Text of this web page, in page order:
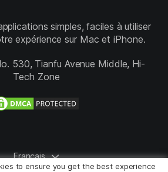
simples, faciles à utiliser
expérience sur Mac et iPhone.
530, Tianfu Avenue Middle, Hi-
Tech Zone
Français
to ensure you get the best experience